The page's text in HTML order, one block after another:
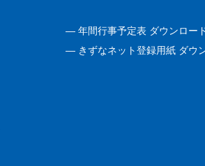
― 年間行事予定表 ダウンロー
― きずなネット登録用紙 ダウ